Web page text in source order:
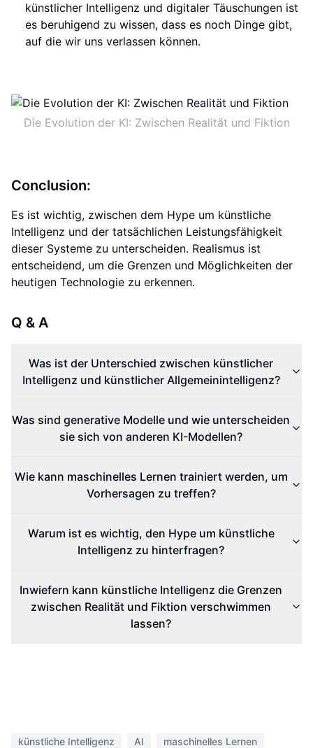
künstlicher Intelligenz und digitaler Täuschungen ist
es beruhigend zu wissen, dass es noch Dinge gibt,
auf die wir uns verlassen können.
Die Evolution der KI: Zwischen Realität und Fiktion
Conclusion:
Es ist wichtig, zwischen dem Hype um künstliche
Intelligenz und der tatsächlichen Leistungsfähigkeit
dieser Systeme zu unterscheiden. Realismus ist
entscheidend, um die Grenzen und Möglichkeiten der
heutigen Technologie zu erkennen.
Q & A
Was ist der Unterschied zwischen künstlicher
Intelligenz und künstlicher Allgemeinintelligenz?
Was sind generative Modelle und wie unterscheiden
sie sich von anderen KI-Modellen?
Wie kann maschinelles Lernen trainiert werden, um
Vorhersagen zu treffen?
Warum ist es wichtig, den Hype um künstliche
Intelligenz zu hinterfragen?
Inwiefern kann künstliche Intelligenz die Grenzen
zwischen Realität und Fiktion verschwimmen
lassen?
künstliche Intelligenz AI
maschinelles Lernen